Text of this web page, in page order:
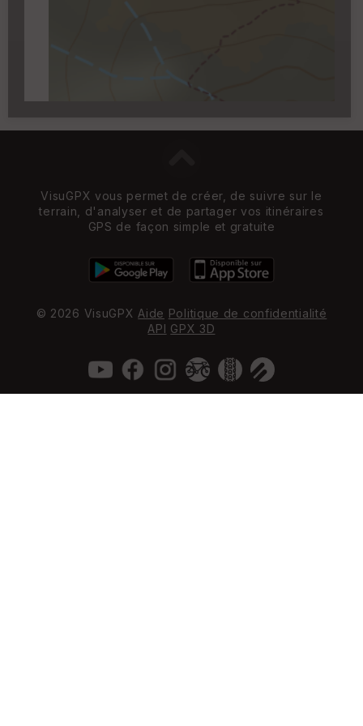
Carroyage UTM
VisuGPX vous permet de créer, de suivre sur le
terrain, d'analyser et de partager vos itinéraires
GPS de façon simple et gratuite
© 2026 VisuGPX Aide Politique de confidentialité
API GPX 3D